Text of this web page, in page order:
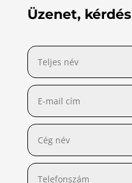
Üzenet, kérdés